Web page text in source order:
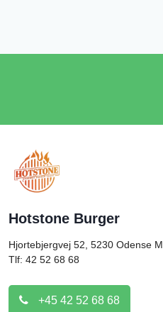
Hotstone Burger
Hjortebjergvej 52, 5230 Odense M
Tlf: 42 52 68 68
+45 42 52 68 68